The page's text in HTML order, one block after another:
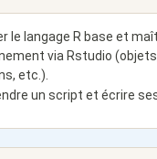
le langage R base et
via Rstudio
etc.).
un script et écrire